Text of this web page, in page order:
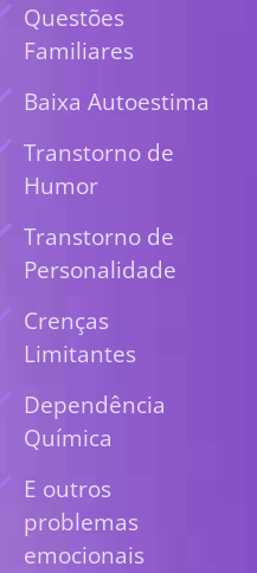
Questões
Familiares
Baixa Autoestima
Transtorno de
Humor
Transtorno de
Personalidade
Crenças
Limitantes
Dependência
Química
E outros
problemas
emocionais